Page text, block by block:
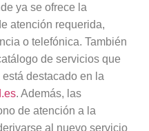
ya se ofrece la
atención requerida,
o telefónica. También
de servicios que
destacado en la
. Además, las
de atención a la
al nuevo servicio